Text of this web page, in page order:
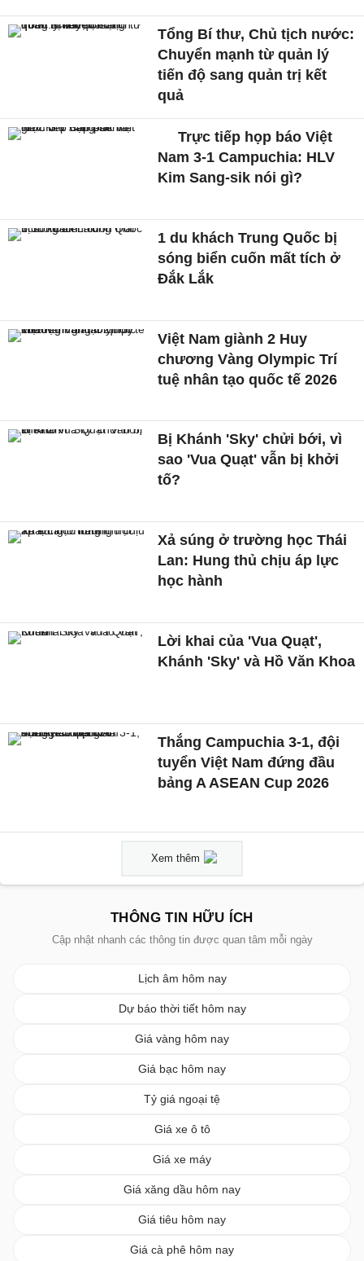
Tổng Bí thư, Chủ tịch nước:
Chuyển mạnh từ quản lý
tiến độ sang quản trị kết
quả
Trực tiếp họp báo Việt
Nam 3-1 Campuchia: HLV
Kim Sang-sik nói gì?
1 du khách Trung Quốc bị
sóng biển cuốn mất tích ở
Đắk Lắk
Việt Nam giành 2 Huy
chương Vàng Olympic Trí
tuệ nhân tạo quốc tế 2026
Bị Khánh 'Sky' chửi bới, vì
sao 'Vua Quạt' vẫn bị khởi
tố?
Xả súng ở trường học Thái
Lan: Hung thủ chịu áp lực
học hành
Lời khai của 'Vua Quạt',
Khánh 'Sky' và Hồ Văn Khoa
Thắng Campuchia 3-1, đội
tuyển Việt Nam đứng đầu
bảng A ASEAN Cup 2026
Xem thêm
THÔNG TIN HỮU ÍCH
Cập nhật nhanh các thông tin được quan tâm mỗi ngày
Lịch âm hôm nay
Dự báo thời tiết hôm nay
Giá vàng hôm nay
Giá bạc hôm nay
Tỷ giá ngoại tệ
Giá xe ô tô
Giá xe máy
Giá xăng dầu hôm nay
Giá tiêu hôm nay
Giá cà phê hôm nay